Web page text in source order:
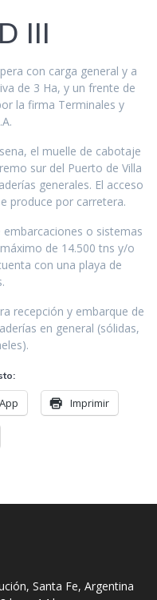
III
con carga general y a
de 3 Ha, y un frente de
la firma Terminales y
el muelle de cabotaje
sur del Puerto de Villa
generales. El acceso
produce por carretera.
o sistemas
de 14.500 tns y/o
con una playa de
recepción y embarque de
en general (sólidas,
Imprimir
Santa Fe, Argentina